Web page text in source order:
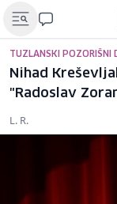
TUZLANSKI POZORIŠNI
Nihad
"Radoslav
L. R.